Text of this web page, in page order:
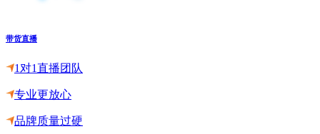
带货直播
1对1直播团队
专业更放心
品牌质量过硬